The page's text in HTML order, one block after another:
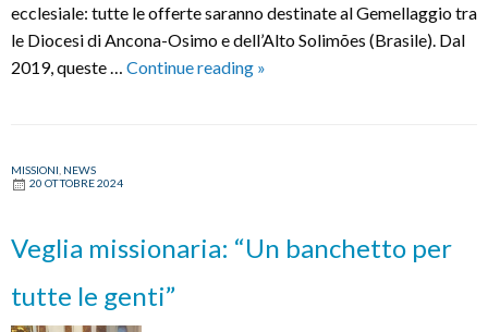
ecclesiale: tutte le offerte saranno destinate al Gemellaggio tra
le Diocesi di Ancona-Osimo e dell’Alto Solimões (Brasile). Dal
2019, queste … Continue reading AVVENTO
»
MISSIONI NEWS
20 OTTOBRE 2024
Veglia missionaria: “Un banchetto per
tutte le genti”